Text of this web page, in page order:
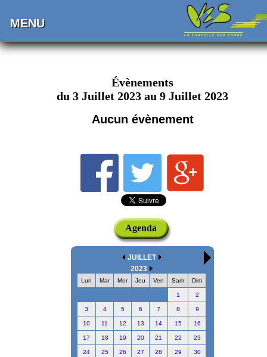
MENU
Évènements
du 3 Juillet 2023 au 9 Juillet 2023
Aucun évènement
Agenda
JUILLET
2023
Lun Mar Mer Jeu Ven Sam Dim
1 2
3 4 5 6 7 8 9
10 11 12 13 14 15 16
17 18 19 20 21 22 23
24 25 26 27 28 29 30